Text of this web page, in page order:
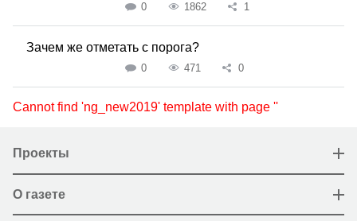
0 1862 1
Зачем же отметать с порога?
0 471 0
Cannot find 'ng_new2019' template with page ''
Проекты
О газете